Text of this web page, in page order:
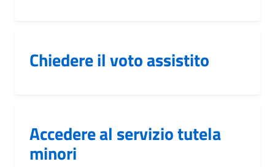
Chiedere il voto assistito
Accedere al servizio tutela
minori